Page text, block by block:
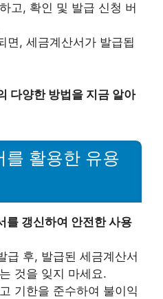
고, 확인 및 발급 신청 버
면, 세금계산서가 발급됩
다양한 방법을 지금 알아
를 활용한 유용
를 갱신하여 안전한 사용
급 후, 발급된 세금계산서
것을 잊지 마세요.
기한을 준수하여 불이익